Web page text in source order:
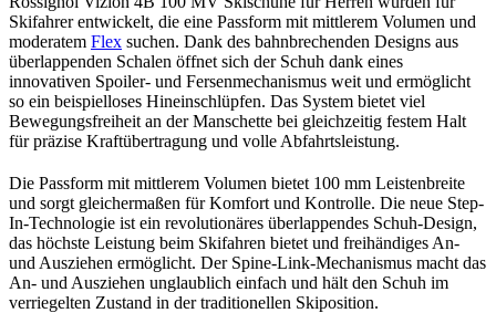
Skifahrer entwickelt, die eine Passform mit mittlerem Volumen und
moderatem Flex suchen. Dank des bahnbrechenden Designs aus
überlappenden Schalen öffnet sich der Schuh dank eines
innovativen Spoiler- und Fersenmechanismus weit und ermöglicht
so ein beispielloses Hineinschlüpfen. Das System bietet viel
Bewegungsfreiheit an der Manschette bei gleichzeitig festem Halt
für präzise Kraftübertragung und volle Abfahrtsleistung.
Die Passform mit mittlerem Volumen bietet 100 mm Leistenbreite
und sorgt gleichermaßen für Komfort und Kontrolle. Die neue Step-
In-Technologie ist ein revolutionäres überlappendes Schuh-Design,
das höchste Leistung beim Skifahren bietet und freihändiges An-
und Ausziehen ermöglicht. Der Spine-Link-Mechanismus macht das
An- und Ausziehen unglaublich einfach und hält den Schuh im
verriegelten Zustand in der traditionellen Skiposition.